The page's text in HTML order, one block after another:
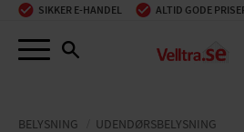
Menu
SIKKER E-HANDEL ALTID GODE
BELYSNING UDENDØRSBELYSNING